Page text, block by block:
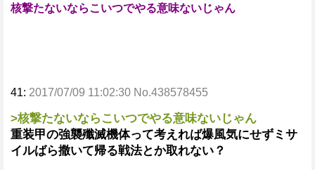
核撃たないならこいつでやる意味ないじゃん
41: 2017/07/09 11:02:30 No.438578455
>核撃たないならこいつでやる意味ないじゃん
重装甲の強襲殲滅機体って考えれば爆風気にせずミサ
イルばら撒いて帰る戦法とか取れない？